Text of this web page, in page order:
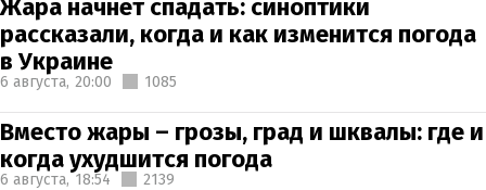
Жара начнет спадать: синоптики
рассказали, когда и как изменится погода
в Украине
6 августа, 20:00 1085
Вместо жары – грозы, град и шквалы: где и
когда ухудшится погода
6 августа, 18:54 2139